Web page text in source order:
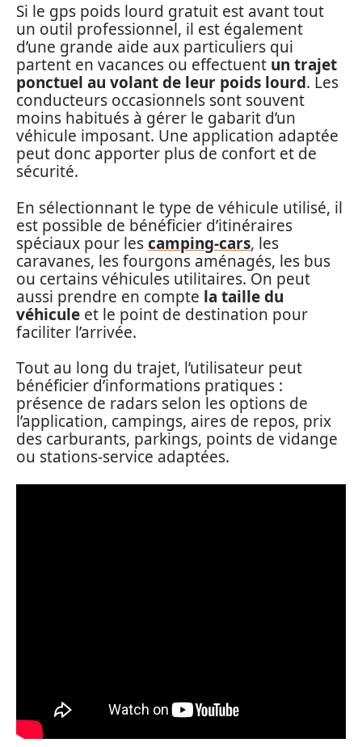
Si le gps poids lourd gratuit est avant tout
un outil professionnel, il est également
d’une grande aide aux particuliers qui
partent en vacances ou effectuent un trajet
ponctuel au volant de leur poids lourd. Les
conducteurs occasionnels sont souvent
moins habitués à gérer le gabarit d’un
véhicule imposant. Une application adaptée
peut donc apporter plus de confort et de
sécurité.
En sélectionnant le type de véhicule utilisé, il
est possible de bénéficier d’itinéraires
spéciaux pour lescamping-cars, les
caravanes, les fourgons aménagés, les bus
ou certains véhicules utilitaires. On peut
aussi prendre en compte la taille du
véhicule et le point de destination pour
faciliter l’arrivée.
Tout au long du trajet, l’utilisateur peut
bénéficier d’informations pratiques :
présence de radars selon les options de
l’application, campings, aires de repos, prix
des carburants, parkings, points de vidange
ou stations-service adaptées.